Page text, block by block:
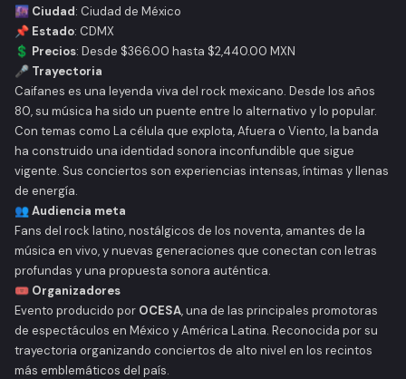
🌆 Ciudad: Ciudad de México
📌 Estado: CDMX
💲 Precios: Desde $366.00 hasta $2,440.00 MXN
🎤 Trayectoria
Caifanes es una leyenda viva del rock mexicano. Desde los años
80, su música ha sido un puente entre lo alternativo y lo popular.
Con temas como La célula que explota,Afuera o Viento, la banda
ha construido una identidad sonora inconfundible que sigue
vigente. Sus conciertos son experiencias intensas, íntimas y llenas
de energía.
👥 Audiencia meta
Fans del rock latino, nostálgicos de los noventa, amantes de la
música en vivo, y nuevas generaciones que conectan con letras
profundas y una propuesta sonora auténtica.
🎟️ Organizadores
Evento producido por OCESA, una de las principales promotoras
de espectáculos en México y América Latina. Reconocida por su
trayectoria organizando conciertos de alto nivel en los recintos
más emblemáticos del país.